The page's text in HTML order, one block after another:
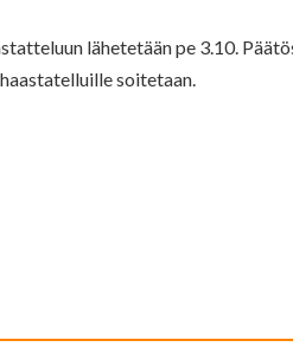
lähetetään pe 3.10.
soitetaan.